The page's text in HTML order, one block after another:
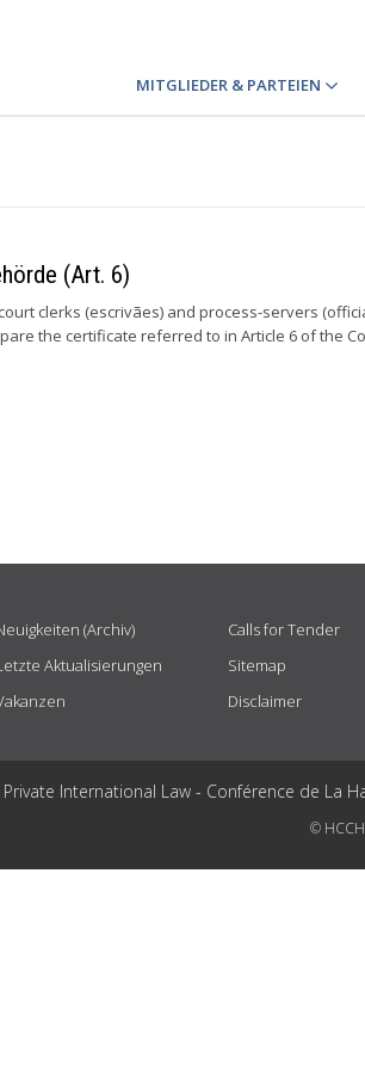
MITGLIEDER & PARTEIEN
(Art. 6)
clerks (escrivães) and process-servers
the certificate referred to in Article 6 of the
(Archiv)
Aktualisierungen
Calls for Tender
Sitemap
Disclaimer
International Law - Conférence de La
©